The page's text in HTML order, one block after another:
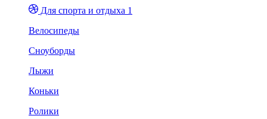
Для спорта и отдыха 1
Велосипеды
Сноуборды
Лыжи
Коньки
Ролики